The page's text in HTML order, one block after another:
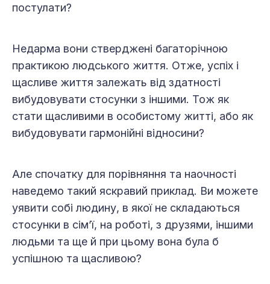
постулати?
Недарма вони стверджені багаторічною
практикою людського життя. Отже, успіх і
щасливе життя залежать від здатності
вибудовувати стосунки з іншими. Тож як
стати щасливими в особистому житті, або як
вибудовувати гармонійні відносини?
Але спочатку для порівняння та наочності
наведемо такий яскравий приклад. Ви можете
уявити собі людину, в якої не складаються
стосунки в сім’ї, на роботі, з друзями, іншими
людьми та ще й при цьому вона була б
успішною та щасливою?